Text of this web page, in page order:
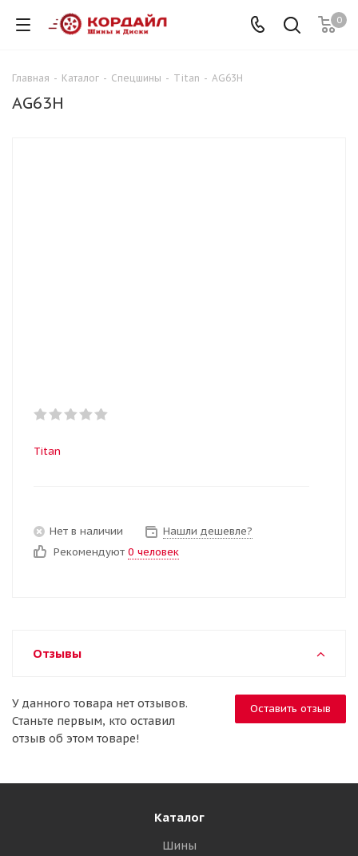
0
Главная - Каталог - Спецшины - Titan - AG63H
AG63H
Titan
Нет в наличии
Нашли дешевле?
Рекомендуют 0 человек
Отзывы
Оставить отзыв
У данного товара нет отзывов.
Станьте первым, кто оставил
отзыв об этом товаре!
Каталог
Шины